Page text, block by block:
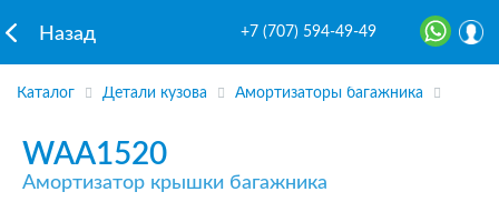
Назад +7 (707) 594-49-49
Каталог Детали кузова Амортизаторы багажника
WAA1520
Амортизатор крышки багажника